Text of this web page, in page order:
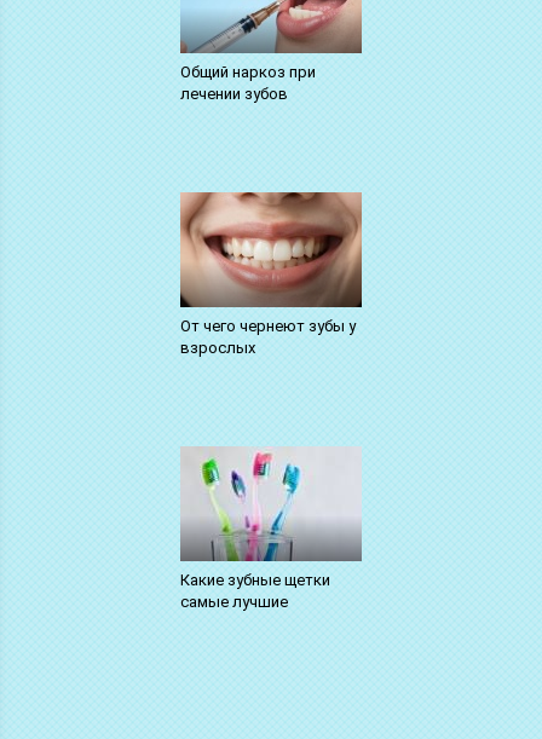
Общий наркоз при
лечении зубов
От чего чернеют зубы у
взрослых
Какие зубные щетки
самые лучшие